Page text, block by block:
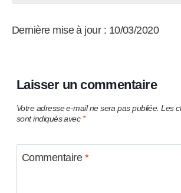
Dernière mise à jour : 10/03/2020
Laisser un commentaire
Votre adresse e-mail ne sera pas publiée. Les
sont indiqués avec *
Commentaire *